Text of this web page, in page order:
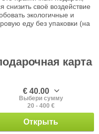
снизить своё воздействие
экологичные и
еду без упаковки (на
карта
€ 40.00
Выбери сумму
20 - 400 €
Открыть